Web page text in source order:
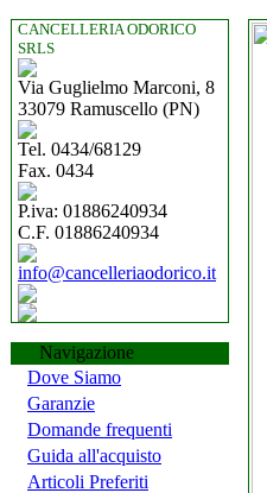
CANCELLERIA ODORICO
SRLS
Via Guglielmo Marconi, 8
33079 Ramuscello (PN)
Tel. 0434/68129
Fax. 0434
P.iva: 01886240934
C.F. 01886240934
info@cancelleriaodorico.it
Navigazione
Dove Siamo
Garanzie
Domande frequenti
Guida all'acquisto
Articoli Preferiti